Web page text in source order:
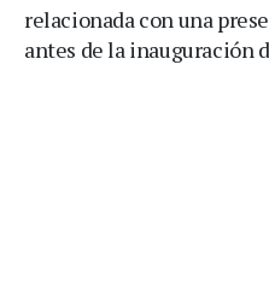
relacionada con una
antes de la inauguración